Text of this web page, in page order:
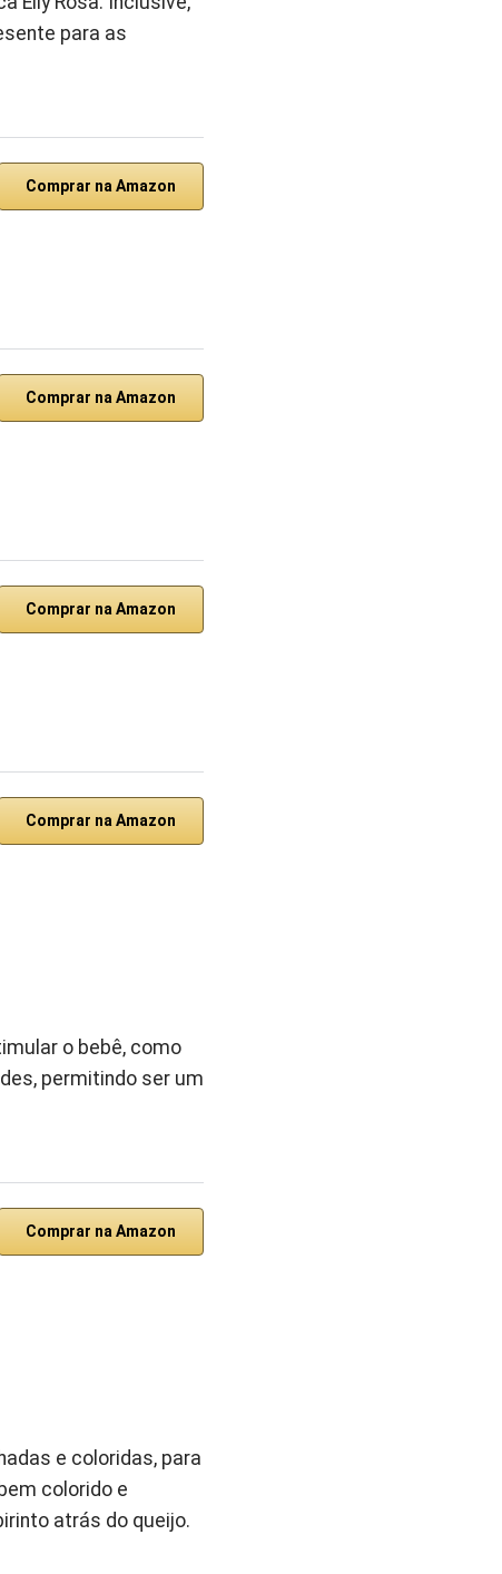
para as
Comprar na Amazon
Comprar na Amazon
Comprar na Amazon
Comprar na Amazon
o bebê, como
permitindo ser um
Comprar na Amazon
e coloridas, para
colorido e
atrás do queijo.